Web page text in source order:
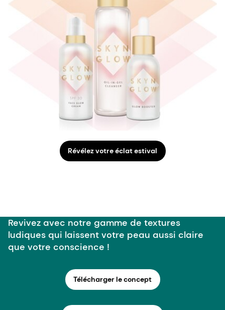
Révélez votre éclat estival
Revivez avec notre gamme de textures
ludiques qui laissent votre peau aussi claire
que votre conscience !
Télécharger le concept